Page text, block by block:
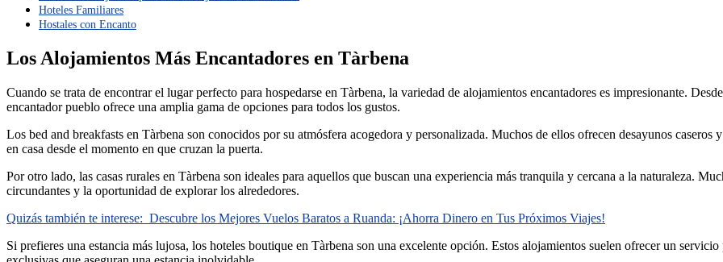
Hoteles Familiares
Hostales con Encanto
Los Alojamientos Más Encantadores en Tàrbena
Cuando se trata de encontrar el lugar perfecto para hospedarse en Tàrbena, la variedad de alojamientos encantadores es impresionante.
encantador pueblo ofrece una amplia gama de opciones para todos los gustos.
Los bed and breakfasts en Tàrbena son conocidos por su atmósfera acogedora y personalizada. Muchos de ellos ofrecen desayunos caseros
en casa desde el momento en que cruzan la puerta.
Por otro lado, las casas rurales en Tàrbena son ideales para aquellos que buscan una experiencia más tranquila y cercana a la naturaleza.
circundantes y la oportunidad de explorar los alrededores.
Quizás también te interese: Descubre los Mejores Vuelos Baratos a Ruanda: ¡Ahorra Dinero en Tus Próximos Viajes!
Si prefieres una estancia más lujosa, los hoteles boutique en Tàrbena son una excelente opción. Estos alojamientos suelen ofrecer un